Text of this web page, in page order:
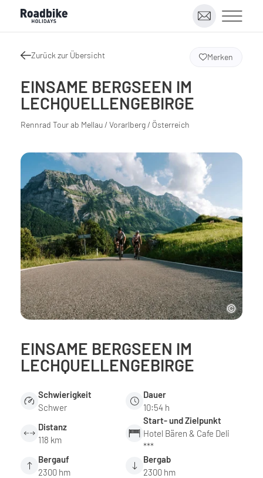
Zurück zur Übersicht
EINSAME BERGSEEN IM
LECHQUELLENGEBIRGE
Rennrad Tour ab Mellau / Vorarlberg / Österreich
Merken
EINSAME BERGSEEN IM
LECHQUELLENGEBIRGE
Schwierigkeit
Schwer
Dauer
10:54 h
Distanz
118 km
Start- und Zielpunkt
Hotel Bären & Cafe Deli
***
Bergauf
2300 hm
Bergab
2300 hm